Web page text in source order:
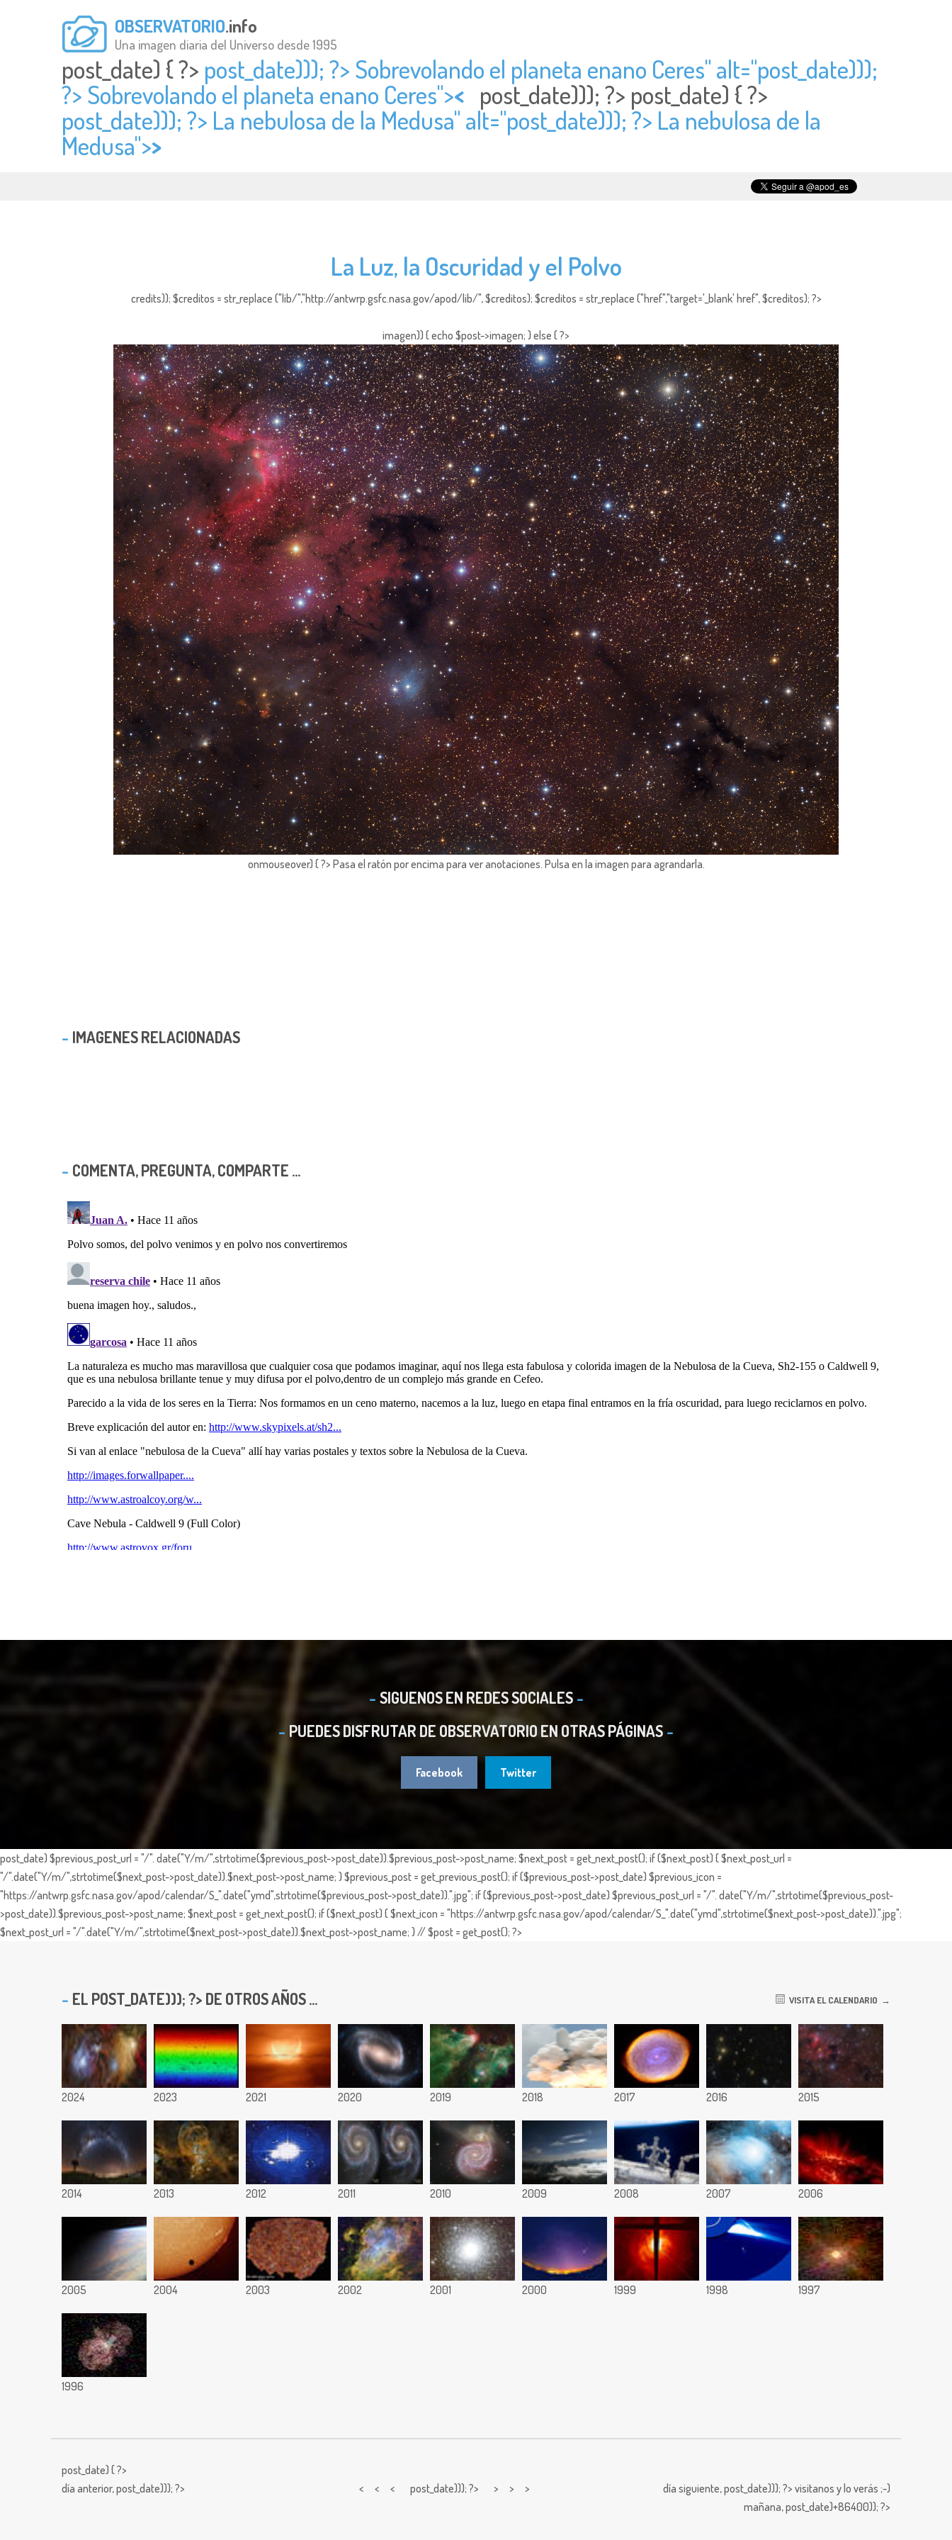
OBSERVATORIO.info
Una imagen diaria del Universo desde 1995
post_date) { ?> post_date))); ?> Sobrevolando el planeta enano Ceres" alt="post_date)));
?> Sobrevolando el planeta enano Ceres">< post_date))); ?> post_date) { ?>
post_date))); ?> La nebulosa de la Medusa" alt="post_date))); ?> La nebulosa de la
Medusa">>
La Luz, la Oscuridad y el Polvo
credits)); $creditos = str_replace ("lib/","http://antwrp.gsfc.nasa.gov/apod/lib/", $creditos); $creditos = str_replace ("href","target='_blank' href", $creditos); ?>
imagen)) { echo $post->imagen; } else { ?>
onmouseover) { ?> Pasa el ratón por encima para ver anotaciones. Pulsa en la imagen para agrandarla.
IMAGENES RELACIONADAS
COMENTA, PREGUNTA, COMPARTE ...
SIGUENOS EN REDES SOCIALES
PUEDES DISFRUTAR DE OBSERVATORIO EN OTRAS PÁGINAS
Facebook Twitter
post_date) $previous_post_url = "/". date("Y/m/",strtotime($previous_post->post_date)).$previous_post->post_name; $next_post = get_next_post(); if ($next_post) { $next_post_url =
"/".date("Y/m/",strtotime($next_post->post_date)).$next_post->post_name; } $previous_post = get_previous_post(); if ($previous_post->post_date) $previous_icon =
"https://antwrp.gsfc.nasa.gov/apod/calendar/S_".date("ymd",strtotime($previous_post->post_date)).".jpg"; if ($previous_post->post_date) $previous_post_url = "/". date("Y/m/",strtotime($previous_post-
>post_date)).$previous_post->post_name; $next_post = get_next_post(); if ($next_post) { $next_icon = "https://antwrp.gsfc.nasa.gov/apod/calendar/S_".date("ymd",strtotime($next_post->post_date)).".jpg";
$next_post_url = "/".date("Y/m/",strtotime($next_post->post_date)).$next_post->post_name; } // $post = get_post(); ?>
EL POST_DATE))); ?> DE OTROS AÑOS ... VISITA EL CALENDARIO
2024 2023 2021 2020 2019 2018 2017 2016 2015
2014 2013 2012 2011 2010 2009 2008 2007 2006
2005 2004 2003 2002 2001 2000 1999 1998 1997
1996
post_date) { ?>
día anterior,post_date))); ?> < < < post_date))); ?> > > > día siguiente,post_date))); ?> visitanos y lo verás ;-)
mañana,post_date)+86400)); ?>